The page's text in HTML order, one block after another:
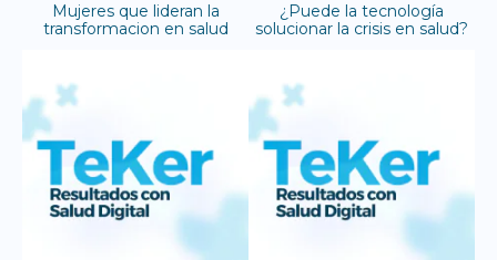
Mujeres que lideran la
transformacion en salud
¿Puede la tecnología
solucionar la crisis en salud?